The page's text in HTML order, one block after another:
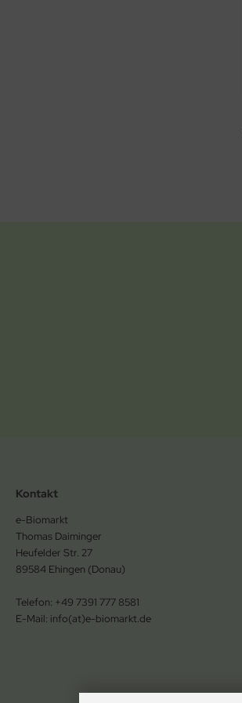
Kontakt
e-Biomarkt
Thomas Daiminger
Heufelder Str. 27
89584 Ehingen (Donau)
Telefon: +49 7391 777 8581
E-Mail: info(at)e-biomarkt.de